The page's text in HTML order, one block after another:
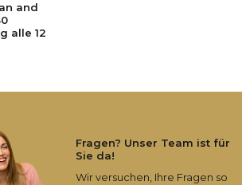
and
alle 12
Fragen? Unser Team ist für
Sie da!
Wir versuchen, Ihre Fragen so